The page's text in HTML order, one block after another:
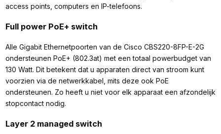
access points, computers en IP-telefoons.
Full power PoE+ switch
Alle Gigabit Ethernetpoorten van de Cisco CBS220-8FP-E-2G
ondersteunen PoE+ (802.3at) met een totaal powerbudget van
130 Watt. Dit betekent dat u apparaten direct van stroom kunt
voorzien via de netwerkkabel, mits deze ook PoE
ondersteunen. Zo heeft u niet voor elk apparaat een afzondelijk
stopcontact nodig.
Layer 2 managed switch